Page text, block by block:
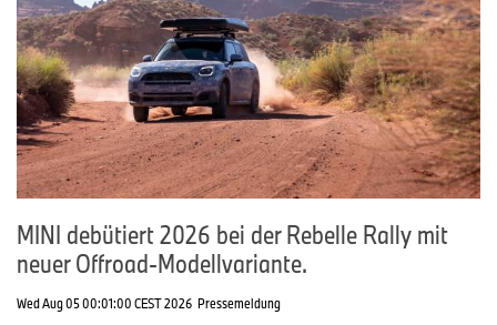
MINI debütiert 2026 bei der Rebelle Rally mit
neuer Offroad-Modellvariante.
Wed Aug 05 00:01:00 CEST 2026 Pressemeldung